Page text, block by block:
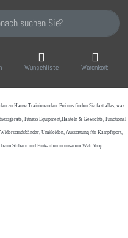
einen Suchbegriff ein. Während
Wunschliste Warenkorb
zu Hause Trainierenden. Bei uns finden Sie fast alles, was
Fitness Equipment,Hanteln & Gewichte, Functional
Umkleiden, Ausstattung für Kampfsport,
Stöbern und Einkaufen in unserem Web Shop